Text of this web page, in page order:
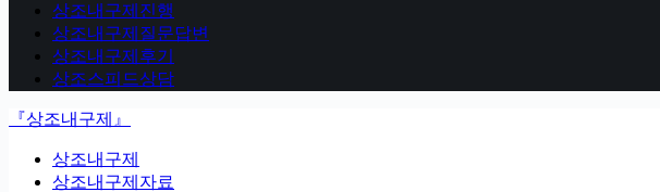
상조내구제진행
상조내구제질문답변
상조내구제후기
상조스피드상담
『상조내구제』
상조내구제
상조내구제자료